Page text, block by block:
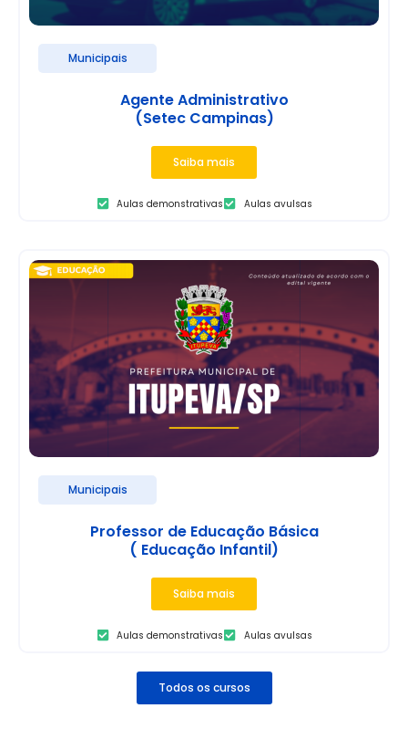
Municipais
Agente Administrativo
(Setec Campinas)
Saiba mais
Aulas demonstrativas Aulas avulsas
Municipais
Professor de Educação Básica
( Educação Infantil)
Saiba mais
Aulas demonstrativas Aulas avulsas
Todos os cursos